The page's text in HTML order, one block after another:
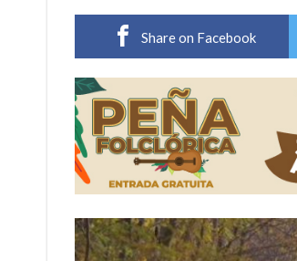
Vuelve el básquet:
Share on Facebook